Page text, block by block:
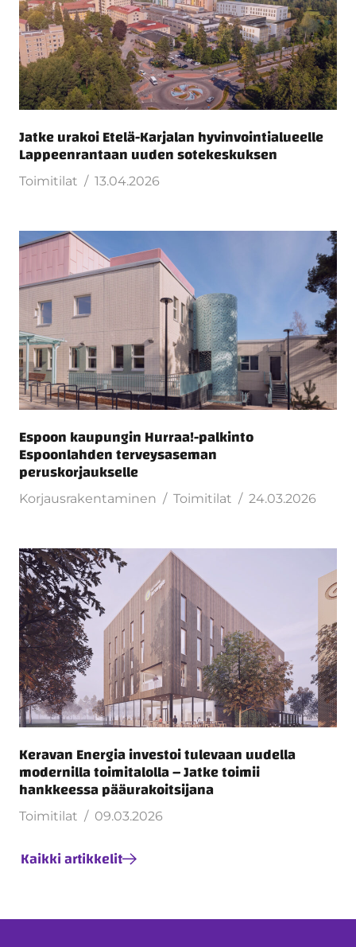
Jatke urakoi Etelä-Karjalan hyvinvointialueelle
Lappeenrantaan uuden sotekeskuksen
Toimitilat 13.04.2026
Espoon kaupungin Hurraa!-palkinto
Espoonlahden terveysaseman
peruskorjaukselle
Korjausrakentaminen Toimitilat 24.03.2026
Keravan Energia investoi tulevaan uudella
modernilla toimitalolla – Jatke toimii
hankkeessa pääurakoitsijana
Toimitilat 09.03.2026
Kaikki artikkelit